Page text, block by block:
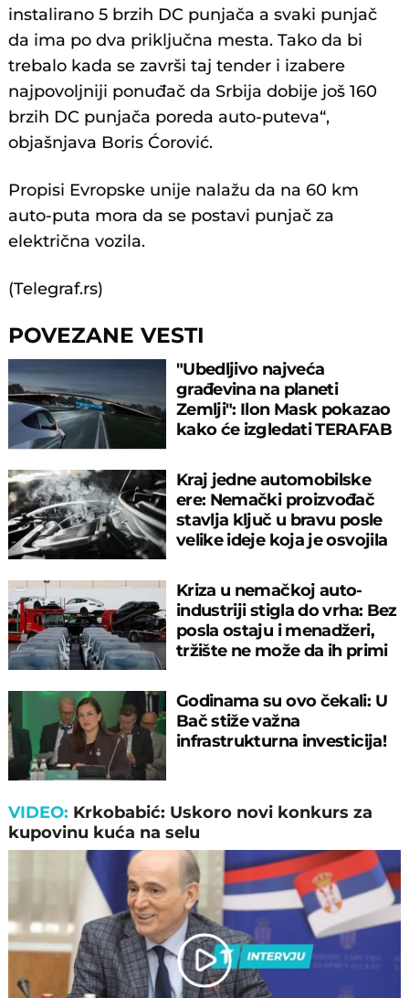
instalirano 5 brzih DC punjača a svaki punjač
da ima po dva priključna mesta. Tako da bi
trebalo kada se završi taj tender i izabere
najpovoljniji ponuđač da Srbija dobije još 160
brzih DC punjača poreda auto-puteva“,
objašnjava Boris Ćorović.
Propisi Evropske unije nalažu da na 60 km
auto-puta mora da se postavi punjač za
električna vozila.
(Telegraf.rs)
POVEZANE VESTI
"Ubedljivo najveća
građevina na planeti
Zemlji": Ilon Mask pokazao
kako će izgledati TERAFAB
Kraj jedne automobilske
ere: Nemački proizvođač
stavlja ključ u bravu posle
velike ideje koja je osvojila
Kriza u nemačkoj auto-
industriji stigla do vrha: Bez
posla ostaju i menadžeri,
tržište ne može da ih primi
Godinama su ovo čekali: U
Bač stiže važna
infrastrukturna investicija!
VIDEO: Krkobabić: Uskoro novi konkurs za
kupovinu kuća na selu
Play